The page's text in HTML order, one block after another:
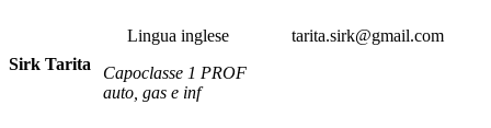
Sirk Tarita
Lingua inglese
Capoclasse 1 PROF
auto, gas e inf
tarita.sirk@gmail.com